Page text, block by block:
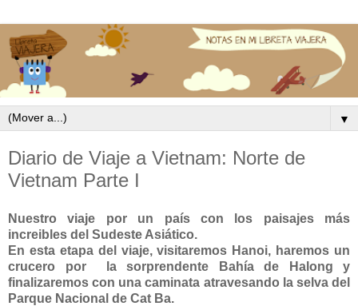
▼
Diario de Viaje a Vietnam: Norte de
Vietnam Parte I
Nuestro viaje por un país con los paisajes más
increibles del Sudeste Asiático.
En esta etapa del viaje, visitaremos Hanoi, haremos un
crucero por la sorprendente Bahía de Halong y
finalizaremos con una caminata atravesando la selva del
Parque Nacional de Cat Ba.